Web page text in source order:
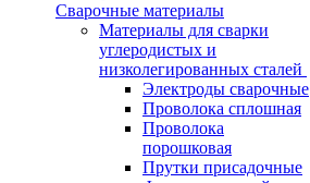
Сварочные материалы
Материалы для сварки
углеродистых и
низколегированных сталей
Электроды сварочные
Проволока сплошная
Проволока
порошковая
Прутки присадочные